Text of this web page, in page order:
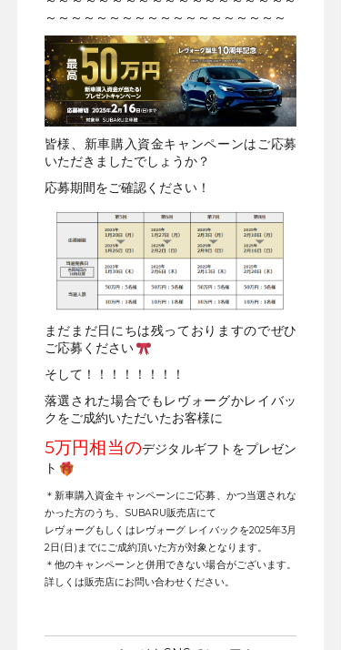
～～～～～～～～～～～～～～～～～～～
皆様、新車購入資金キャンペーンはご応募
いただきましたでしょうか？
応募期間をご確認ください！
まだまだ日にちは残っておりますのでぜひ
ご応募ください
そして！！！！！！！！
落選された場合でもレヴォーグかレイバッ
クをご成約いただいたお客様に
5万円相当のデジタルギフトをプレゼン
ト
＊新車購入資金キャンペーンにご応募、かつ当選されな
かった方のうち、SUBARU販売店にて
レヴォーグもしくはレヴォーグ レイバックを2025年3月
2日(日)までにご成約頂いた方が対象となります。
＊他のキャンペーンと併用できない場合がございます。
詳しくは販売店にお問い合わせください。